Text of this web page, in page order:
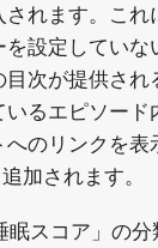
れます。こ
設定していな
次が提供され
るエピソー
のリンクを表
加されます。
眠スコア」の